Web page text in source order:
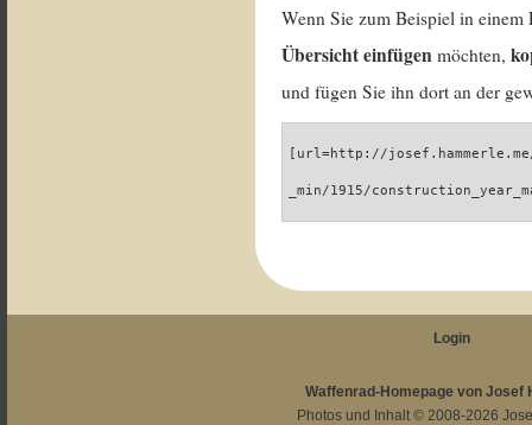
Wenn Sie zum Beispiel in
Übersicht einfügen möchten,
und fügen Sie ihn dort an der
[url=http://
_min/1915/
Login
Waffenrad-Homepage von Josef
Photos und Inhalt © 2008-2026